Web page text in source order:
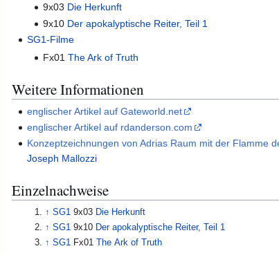
9x03 Die Herkunft
9x10 Der apokalyptische Reiter, Teil 1
SG1-Filme
Fx01 The Ark of Truth
Weitere Informationen
englischer Artikel auf Gateworld.net
englischer Artikel auf rdanderson.com
Konzeptzeichnungen von Adrias Raum mit der Flamme
Joseph Mallozzi
Einzelnachweise
↑ SG1 9x03 Die Herkunft
↑ SG1 9x10 Der apokalyptische Reiter, Teil 1
↑ SG1 Fx01 The Ark of Truth